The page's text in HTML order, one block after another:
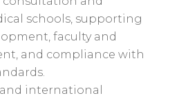
schools, supporting
faculty and
and compliance with
international